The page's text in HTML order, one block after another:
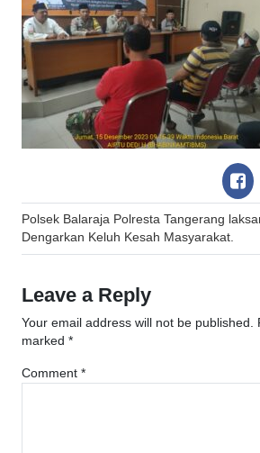
Post
navigation
Polsek Balaraja Polresta Tangerang
Dengarkan Keluh Kesah Masyarakat.
Leave a Reply
Your email address will not be published.
marked *
Comment *